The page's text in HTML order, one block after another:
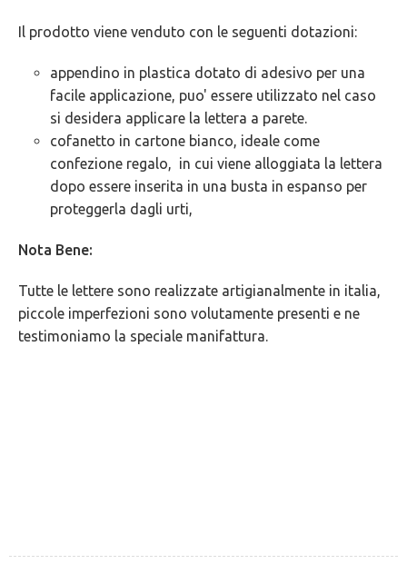
Il prodotto viene venduto con le seguenti dotazioni:
appendino in plastica dotato di adesivo per una
facile applicazione, puo' essere utilizzato nel caso
si desidera applicare la lettera a parete.
cofanetto in cartone bianco, ideale come
confezione regalo, in cui viene alloggiata la lettera
dopo essere inserita in una busta in espanso per
proteggerla dagli urti,
Nota Bene:
Tutte le lettere sono realizzate artigianalmente in italia,
piccole imperfezioni sono volutamente presenti e ne
testimoniamo la speciale manifattura.